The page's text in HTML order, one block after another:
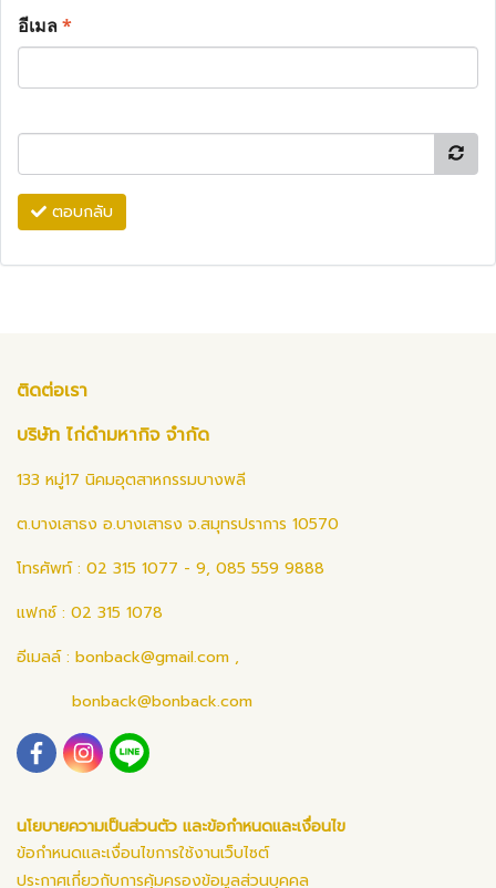
อีเมล*
ตอบกลับ
ติดต่อเรา
บริษัท ไก่ดำมหากิจ จำกัด
133 หมู่17 นิคมอุตสาหกรรมบางพลี
ต.บางเสาธง อ.บางเสาธง จ.สมุทรปราการ 10570
โทรศัพท์ : 02 315 1077 - 9, 085 559 9888
แฟกซ์ : 02 315 1078
อีเมลล์ : bonback@gmail.com ,
bonback@bonback.com
นโยบายความเป็นส่วนตัว และข้อกำหนดและเงื่อนไข
ข้อกำหนดและเงื่อนไขการใช้งานเว็บไซต์
ประกาศเกี่ยวกับการคุ้มครองข้อมูลส่วนบุคคล